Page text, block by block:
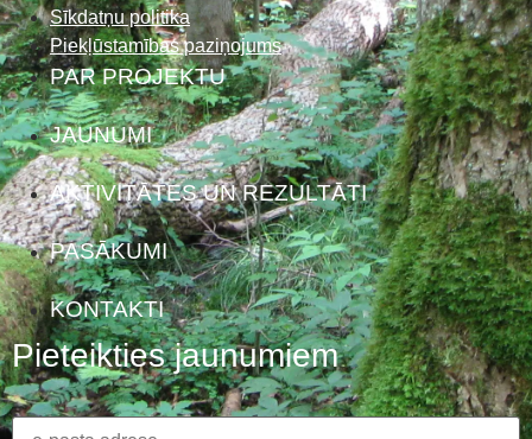
Sīkdatņu politika
Piekļūstamības paziņojums
PAR PROJEKTU
JAUNUMI
AKTIVITĀTES UN REZULTĀTI
PASĀKUMI
KONTAKTI
Pieteikties jaunumiem